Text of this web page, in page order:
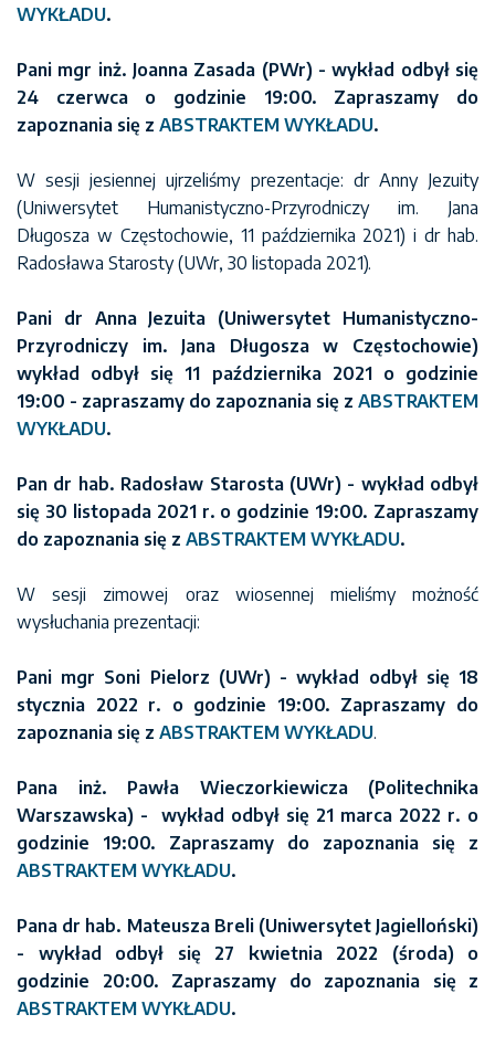
WYKŁADU.
Pani mgr inż. Joanna Zasada (PWr) - wykład odbył się
24 czerwca o godzinie 19:00. Zapraszamy do
zapoznania się z ABSTRAKTEM WYKŁADU.
W sesji jesiennej ujrzeliśmy prezentacje: dr Anny Jezuity
(Uniwersytet Humanistyczno-Przyrodniczy im. Jana
Długosza w Częstochowie, 11 października 2021) i dr hab.
Radosława Starosty (UWr, 30 listopada 2021).
Pani dr Anna Jezuita (Uniwersytet Humanistyczno-
Przyrodniczy im. Jana Długosza w Częstochowie)
wykład odbył się 11 października 2021 o godzinie
19:00 - zapraszamy do zapoznania się z ABSTRAKTEM
WYKŁADU.
Pan dr hab. Radosław Starosta (UWr) - wykład odbył
się 30 listopada 2021 r. o godzinie 19:00. Zapraszamy
do zapoznania się z ABSTRAKTEM WYKŁADU.
W sesji zimowej oraz wiosennej mieliśmy możność
wysłuchania prezentacji:
Pani mgr Soni Pielorz (UWr) - wykład odbył się 18
stycznia 2022 r. o godzinie 19:00. Zapraszamy do
zapoznania się z ABSTRAKTEM WYKŁADU.
Pana inż. Pawła Wieczorkiewicza (Politechnika
Warszawska) - wykład odbył się 21 marca 2022 r. o
godzinie 19:00. Zapraszamy do zapoznania się z
ABSTRAKTEM WYKŁADU.
Pana dr hab. Mateusza Breli (Uniwersytet Jagielloński)
- wykład odbył się 27 kwietnia 2022 (środa) o
godzinie 20:00. Zapraszamy do zapoznania się z
ABSTRAKTEM WYKŁADU.